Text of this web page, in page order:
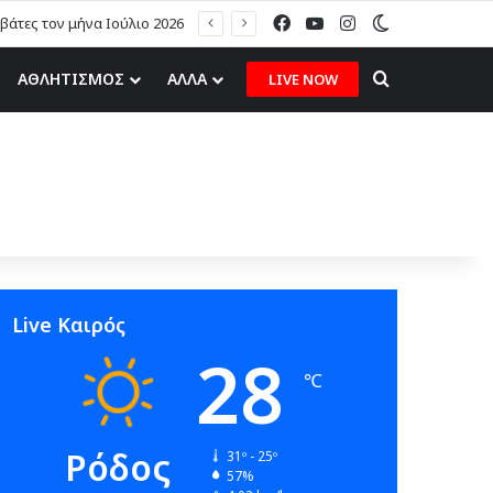
τον μήνα Ιούλιο 2026 FacebookYouTubeInstagram
ΑΘΛΗΤΙΣΜΟΣ ΑΛΛΑ LIVE NOW Search for
Live Καιρός
Ρόδος
28 ℃
31º - 25º
57%